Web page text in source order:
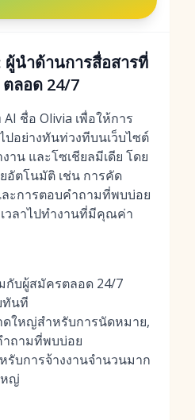
ผู้นำด้านการสื่อสารที่
ลอด 24/7
ชื่อ Olivia เพื่อให้การ
อย่างทันท่วงทีบนเว็บไซต์
าน และโซเชียลมีเดีย โดย
อัตโนมัติ เช่น การคัด
ะการตอบคำถามที่พบบ่อย
วลาไปทำงานที่มีคุณค่า
กับผู้สมัครตลอด 24/7
ทันที
ใหญ่สำหรับการนัดหมาย,
ำถามที่พบบ่อย
รับการจ้างงานจำนวนมาก
หญ่